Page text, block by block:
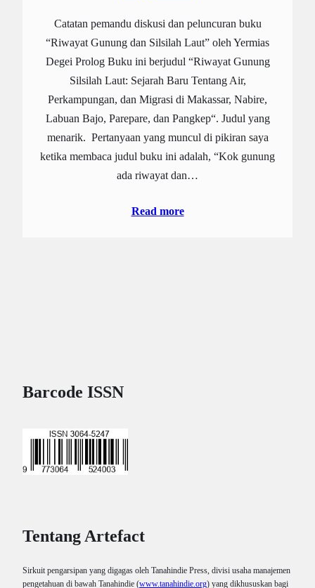
Catatan pemandu diskusi dan peluncuran buku
“Riwayat Gunung dan Silsilah Laut” oleh Yermias
Degei Prolog Buku ini berjudul “Riwayat Gunung
Silsilah Laut: Sejarah Baru Tentang Air,
Perkampungan, dan Migrasi di Makassar, Nabire,
Labuan Bajo, Parepare, dan Pangkep“. Judul yang
menarik. Pertanyaan yang muncul di pikiran saya
ketika membaca judul buku ini adalah, “Kok gunung
ada riwayat dan…
Read more
Barcode ISSN
Tentang Artefact
Sirkuit pengarsipan yang digagas oleh Tanahindie Press, divisi usaha manajemen
pengetahuan di bawah Tanahindie (www.tanahindie.org) yang dikhususkan bagi